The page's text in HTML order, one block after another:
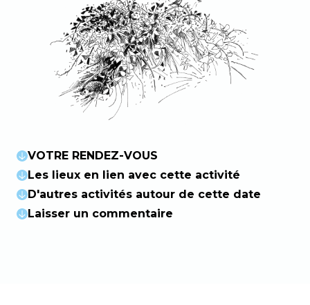
VOTRE RENDEZ-VOUS
Les lieux en lien avec cette activité
D'autres activités autour de cette date
Laisser un commentaire